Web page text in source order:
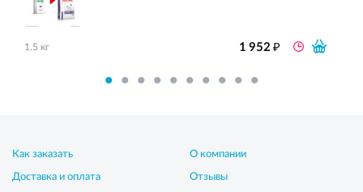
1.5 кг 1 952₽
Как заказать
Доставка и оплата
О компании
Отзывы